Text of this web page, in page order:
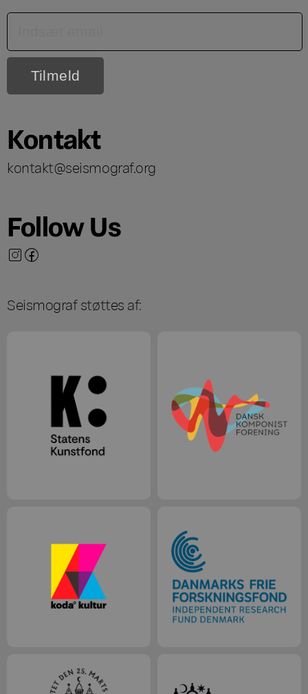
Kontakt
kontakt@seismograf.org
Follow Us
Seismograf støttes af: